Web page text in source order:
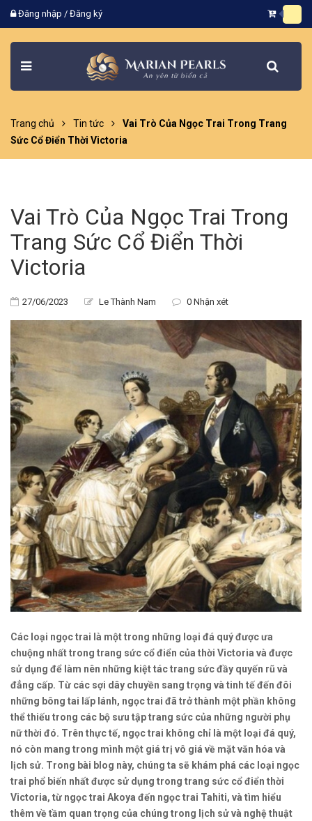
Đăng nhập / Đăng ký
Trang chủ Tin tức
Vai Trò Của Ngọc Trai Trong Trang
Sức Cổ Điển Thời Victoria
Vai Trò Của Ngọc Trai Trong
Trang Sức Cổ Điển Thời
Victoria
27/06/2023 Le Thành Nam 0 Nhận xét
Các loại ngọc trai là một trong những loại đá quý được ưa
chuộng nhất trong trang sức cổ điển của thời Victoria và được
sử dụng để làm nên những kiệt tác trang sức đầy quyến rũ và
đẳng cấp. Từ các sợi dây chuyền sang trọng và tinh tế đến đôi
những bông tai lấp lánh, ngọc trai đã trở thành một phần không
thể thiếu trong các bộ sưu tập trang sức của những người phụ
nữ thời đó. Trên thực tế, ngọc trai không chỉ là một loại đá quý,
nó còn mang trong mình một giá trị vô giá về mặt văn hóa và
lịch sử. Trong bài blog này, chúng ta sẽ khám phá các loại ngọc
trai phổ biến nhất được sử dụng trong trang sức cổ điển thời
Victoria, từ ngọc trai Akoya đến ngọc trai Tahiti, và tìm hiểu
thêm về tầm quan trọng của chúng trong lịch sử và nghệ thuật